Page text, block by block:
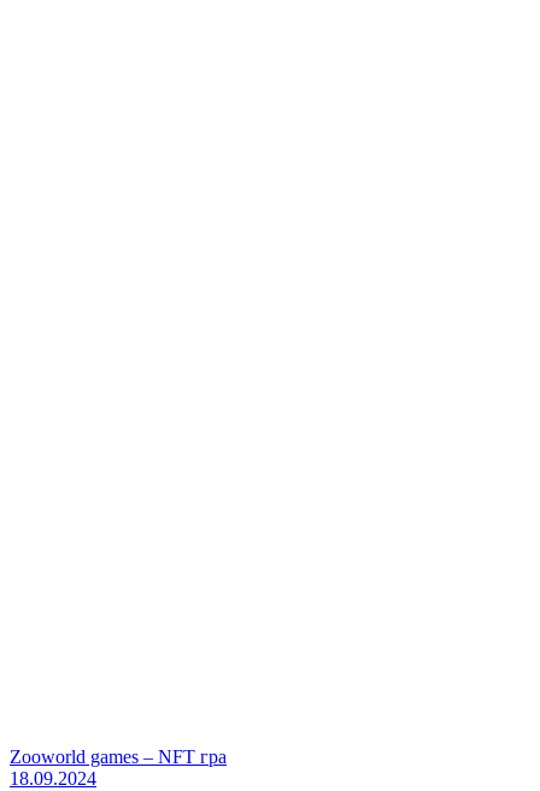
Zooworld games – NFT гра
18.09.2024